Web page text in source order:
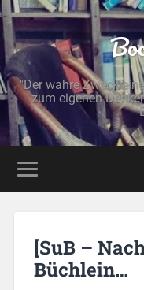
"Der wahre Zweck
zum eigenen
[SuB –
Büchlein…